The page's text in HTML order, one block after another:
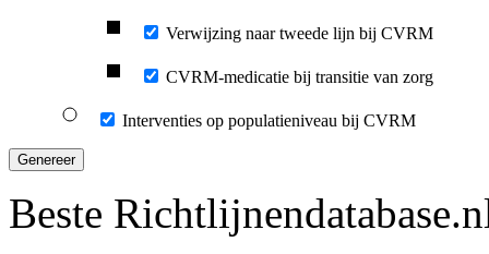
Verwijzing naar tweede lijn bij CVRM
CVRM-medicatie bij transitie van zorg
Interventies op populatieniveau bij CVRM
Genereer
Beste